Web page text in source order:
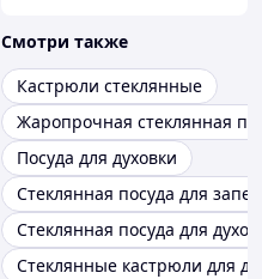
Смотри также
Кастрюли стеклянные
Жаропрочная стеклянная
Посуда для духовки
Стеклянная посуда для
Стеклянная посуда для
Стеклянные кастрюли для